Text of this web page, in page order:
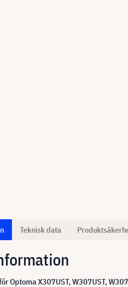
Teknisk data
Optoma X307UST, W307UST,